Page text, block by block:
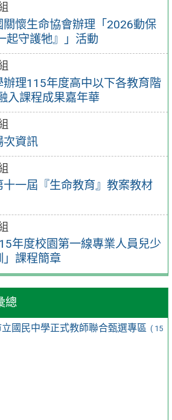
懷生命協會辦理「2026動保
起守護牠』」活動
辦理115年度高中以下各教育階
入課程成果嘉年華
次資訊
一屆『生命教育』教案教材
年度校園第一線專業人員兒少
」課程簡章
總
國民中學正式教師聯合甄選專區 ( 15